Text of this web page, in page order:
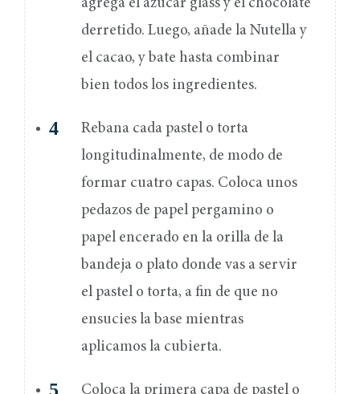
agrega el azúcar glass y el chocolate
derretido. Luego, añade la Nutella y
el cacao, y bate hasta combinar
bien todos los ingredientes.
Rebana cada pastel o torta
longitudinalmente, de modo de
formar cuatro capas. Coloca unos
pedazos de papel pergamino o
papel encerado en la orilla de la
bandeja o plato donde vas a servir
el pastel o torta, a fin de que no
ensucies la base mientras
aplicamos la cubierta.
Coloca la primera capa de pastel o